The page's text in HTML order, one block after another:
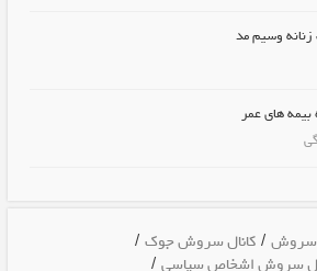
زنانه وسیم مد
بیمه های عمر
سروش /کانال سروش جوک /
سروش اشخاص سیاسی /